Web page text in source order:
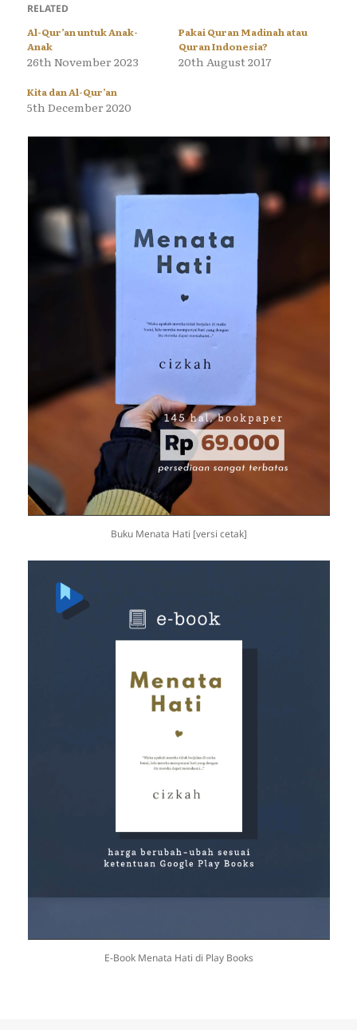
RELATED
Al-Qur’an untuk Anak-
Anak
26th November 2023
Pakai Quran Madinah atau
Quran Indonesia?
20th August 2017
Kita dan Al-Qur’an
5th December 2020
Buku Menata Hati [versi cetak]
E-Book Menata Hati di Play Books